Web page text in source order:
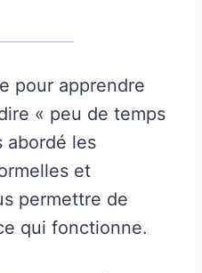
pour apprendre
« peu de temps
abordé les
et
permettre de
qui fonctionne.